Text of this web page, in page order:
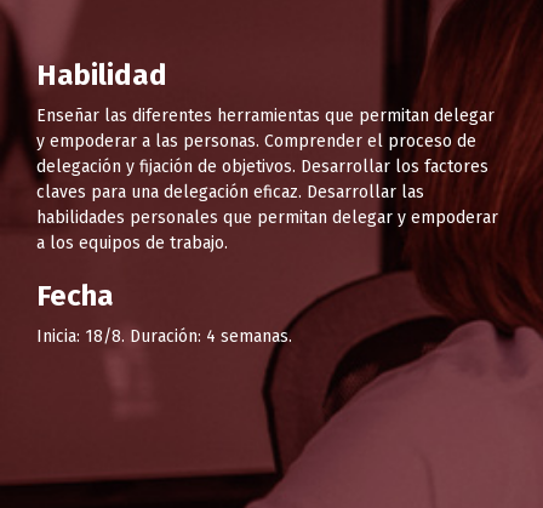
Habilidad
Enseñar las diferentes herramientas que permitan delegar
y empoderar a las personas. Comprender el proceso de
delegación y fijación de objetivos. Desarrollar los factores
claves para una delegación eficaz. Desarrollar las
habilidades personales que permitan delegar y empoderar
a los equipos de trabajo.
Fecha
Inicia: 18/8. Duración: 4 semanas.